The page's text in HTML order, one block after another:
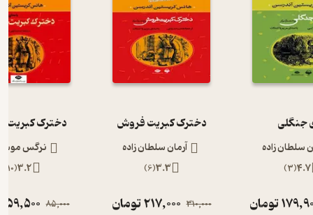
جنگلی
سلطان زاده
4.7
(
3
)
تومان
دخترک کبریت فروش
آرمان سلطان زاده
3.3
(
6
)
310,000
217,000تومان
دخترک کبریت
نرگس
3.2
(
10
85,000
59,500